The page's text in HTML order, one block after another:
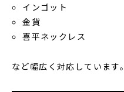
インゴット
金貨
喜平ネックレス
など幅広く対応しています。